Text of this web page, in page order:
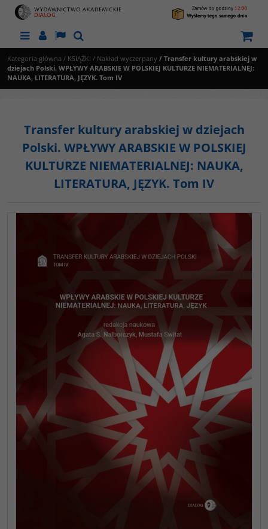
MenuPanelLangSzukaj
Kategoria główna / KSIĄŻKI / Nakład wyczerpany / Transfer kultury arabskiej w
dziejach Polski. WPŁYWY ARABSKIE W POLSKIEJ KULTURZE NIEMATERIALNEJ:
NAUKA, LITERATURA, JĘZYK. Tom IV
Transfer kultury arabskiej w dziejach
Polski. WPŁYWY ARABSKIE W POLSKIEJ
KULTURZE NIEMATERIALNEJ: NAUKA,
LITERATURA, JĘZYK. Tom IV